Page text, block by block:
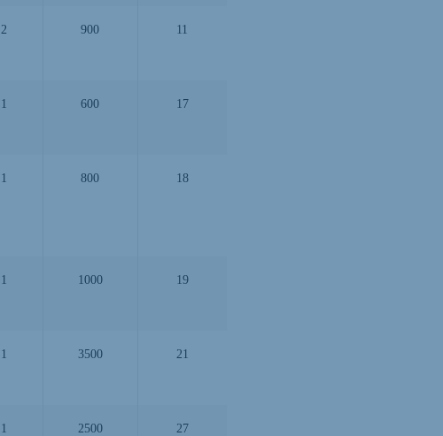
2 900 11
1 600 17
1 800 18
1 1000 19
1 3500 21
1 2500 27